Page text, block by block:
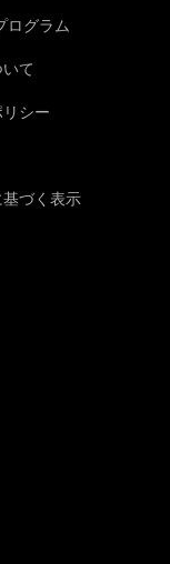
ログラム
て
シー
づく表示